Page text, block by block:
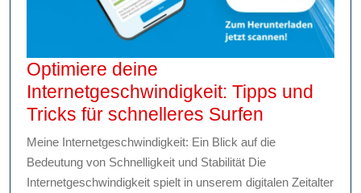
Optimiere deine
Internetgeschwindigkeit: Tipps und
Tricks für schnelleres Surfen
deine
Tipps
Meine Internetgeschwindigkeit: Ein Blick auf die
Bedeutung von Schnelligkeit und Stabilität Die
Internetgeschwindigkeit spielt in unserem digitalen Zeitalter